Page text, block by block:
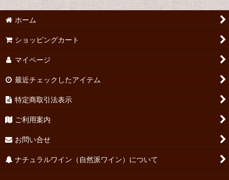
ホーム
ショッピングカート
マイページ
最近チェックしたアイテム
特定商取引法表示
ご利用案内
お問い合せ
ナチュラルワイン（自然派ワイン）について